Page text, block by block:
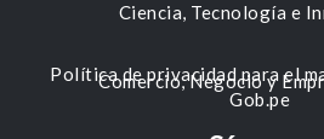
Ciencia, Tecnología e
Comercio, Negocio y
Política de privacidad para el
Gob.pe